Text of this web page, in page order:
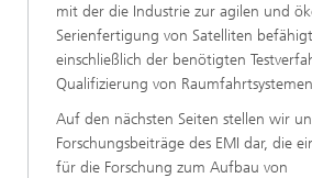
mit der die Industrie zur agilen und
Serienfertigung von Satelliten
einschließlich der benötigten
Qualifizierung von
Auf den nächsten Seiten stellen wir
Forschungsbeiträge des EMI dar, die
für die Forschung zum Aufbau von